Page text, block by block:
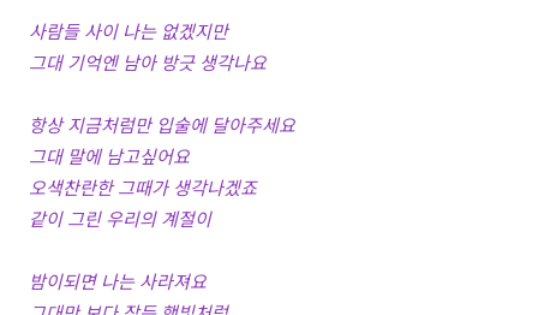
사람들 사이 나는 없겠지만
그대 기억엔 남아 방긋 생각나요
항상 지금처럼만 입술에 달아주세요
그대 말에 남고싶어요
오색찬란한 그때가 생각나겠죠
같이 그린 우리의 계절이
밤이되면 나는 사라져요